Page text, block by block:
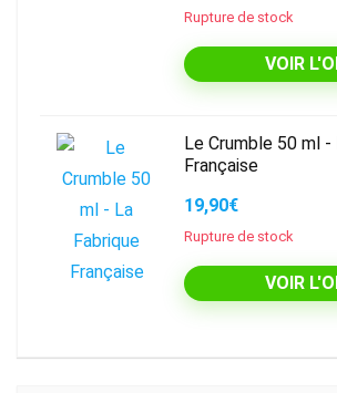
Rupture de stock
VOIR
Le Crumble 50 ml -
Française
19,90€
Rupture de stock
VOIR